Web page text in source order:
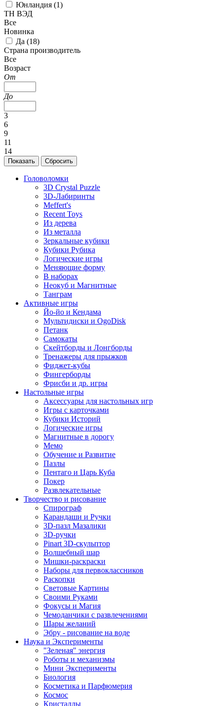
Юнландия (1)
ТН ВЭД
Все
Новинка
Да (18)
Страна производитель
Все
Возраст
От
До
3
6
9
11
14
Головоломки
3D Crystal Puzzle
3D-Лабиринты
Meffert's
Recent Toys
Из дерева
Из металла
Зеркальные кубики
Кубики Рубика
Логические игры
Меняющие форму
В наборах
Неокуб и Магнитные
Танграм
Активные игры
Йо-йо и Кендама
Мультидиски и OgoDisk
Петанк
Самокаты
Скейтборды и Лонгборды
Тренажеры для прыжков
Фиджет-кубы
Фингерборды
Фрисби и др. игры
Настольные игры
Аксессуары для настольных игр
Игры с карточками
Кубики Историй
Логические игры
Магнитные в дорогу
Мемо
Обучение и Развитие
Пазлы
Пентаго и Царь Куба
Покер
Развлекательные
Творчество и рисование
Спирограф
Карандаши и Ручки
3D-пазл Мазалики
3D-ручки
Pinart 3D-скульптор
Волшебный шар
Мишки-раскраски
Наборы для первоклассников
Раскопки
Световые Картины
Своими Руками
Фокусы и Магия
Чемоданчики с развлечениями
Шары желаний
Эбру - рисование на воде
Наука и Эксперименты
"Зеленая" энергия
Роботы и механизмы
Мини Эксперименты
Биология
Косметика и Парфюмерия
Космос
Кристаллы